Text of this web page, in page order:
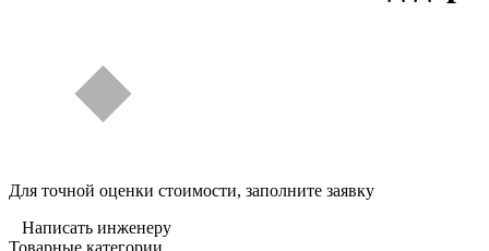
Для точной оценки стоимости, заполните заявку
Написать инженеру
Товарные категории